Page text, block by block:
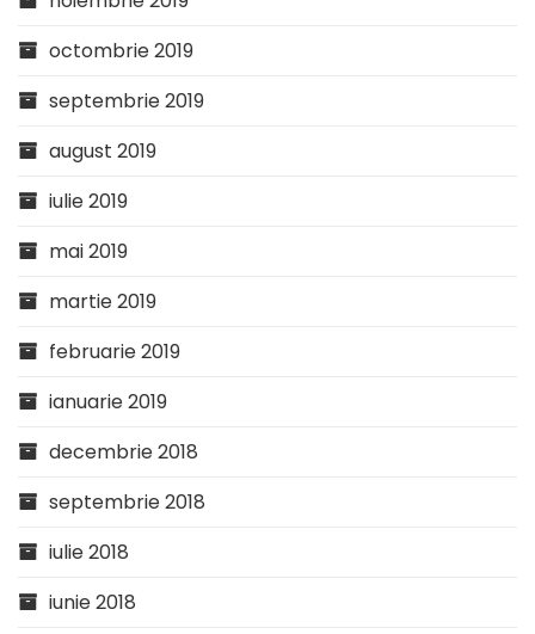
octombrie 2019
septembrie 2019
august 2019
iulie 2019
mai 2019
martie 2019
februarie 2019
ianuarie 2019
decembrie 2018
septembrie 2018
iulie 2018
iunie 2018